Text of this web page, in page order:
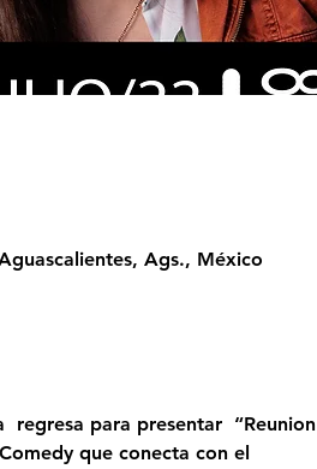
Ags., México
regresa para presentar “Reunion
que conecta con el